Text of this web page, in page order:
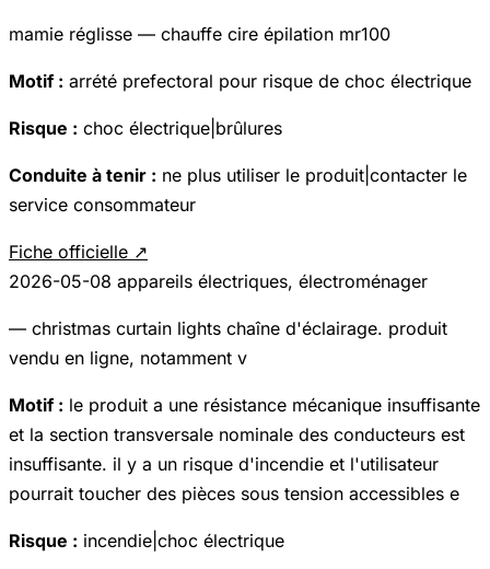
mamie réglisse — chauffe cire épilation mr100
Motif : arrété prefectoral pour risque de choc électrique
Risque : choc électrique|brûlures
Conduite à tenir : ne plus utiliser le produit|contacter le
service consommateur
Fiche officielle ↗
2026-05-08 appareils électriques, électroménager
— christmas curtain lights chaîne d'éclairage. produit
vendu en ligne, notamment v
Motif : le produit a une résistance mécanique insuffisante
et la section transversale nominale des conducteurs est
insuffisante. il y a un risque d'incendie et l'utilisateur
pourrait toucher des pièces sous tension accessibles e
Risque : incendie|choc électrique